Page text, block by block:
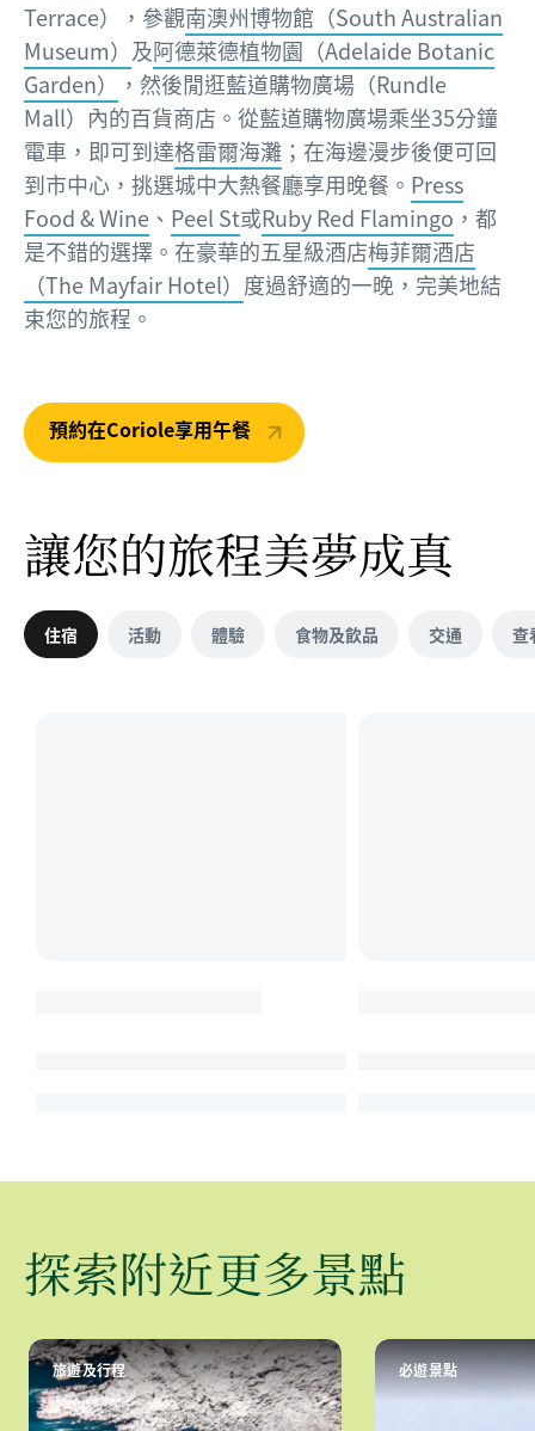
Terrace），參觀南澳州博物館（South Australian
Museum） 及阿德萊德植物園（Adelaide Botanic
Garden）
，然後閒逛藍道購物廣場（Rundle
Mall）內的百貨商店。從藍道購物廣場乘坐35分鐘
電車，即可到達格雷爾海灘 ；在海邊漫步後便可回
到市中心，挑選城中大熱餐廳享用晚餐。 Press
Food & Wine 、 Peel St或Ruby Red Flamingo ，都
是不錯的選擇。在豪華的五星級酒店梅菲爾酒店
（The Mayfair Hotel） 度過舒適的一晚，完美地結
束您的旅程。
預約在Coriole享用午餐
讓您的旅程美夢成真
住宿 活動 體驗 食物及飲品 交通 查
探索附近更多景點
旅遊及行程 必遊景點